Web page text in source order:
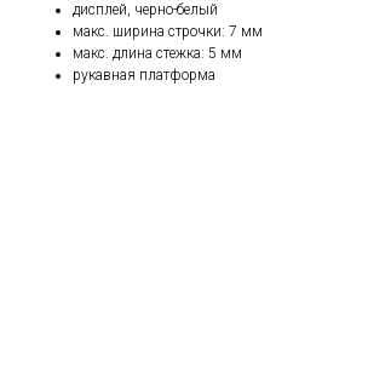
дисплей, черно-белый
макс. ширина строчки: 7 мм
макс. длина стежка: 5 мм
рукавная платформа